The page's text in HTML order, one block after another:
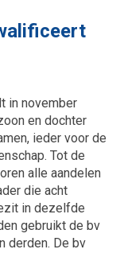
in november
en dochter
ieder voor de
Tot de
alle aandelen
die acht
in dezelfde
gebruikt de bv
derden. De bv